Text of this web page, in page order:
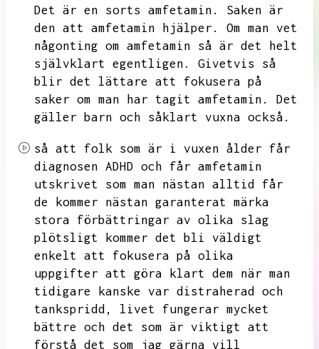
Det är en sorts amfetamin.
Saken är
den att amfetamin hjälper.
Om man vet
någonting om amfetamin så är det helt
självklart egentligen.
Givetvis så
blir det lättare att fokusera på
saker om man har tagit amfetamin.
Det
gäller barn och såklart vuxna också.
så att folk som är i vuxen ålder får
diagnosen ADHD och får amfetamin
utskrivet som man nästan alltid får
de kommer nästan garanterat märka
stora förbättringar av olika slag
plötsligt kommer det bli väldigt
enkelt att fokusera på olika
uppgifter att göra klart dem när man
tidigare kanske var distraherad och
tankspridd,
livet fungerar mycket
bättre och det som är viktigt att
förstå det som jag gärna vill